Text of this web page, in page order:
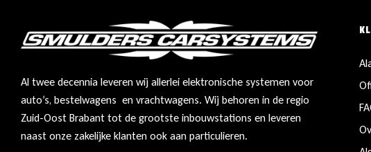
Al twee decennia leveren wij allerlei elektronische systemen voor
auto’s, bestelwagens en vrachtwagens. Wij behoren in de regio
Zuid-Oost Brabant tot de grootste inbouwstations en leveren
naast onze zakelijke klanten ook aan particulieren.